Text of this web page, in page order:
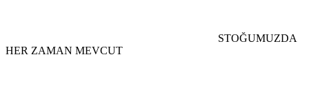
STOĞUMUZDA
HER ZAMAN MEVCUT